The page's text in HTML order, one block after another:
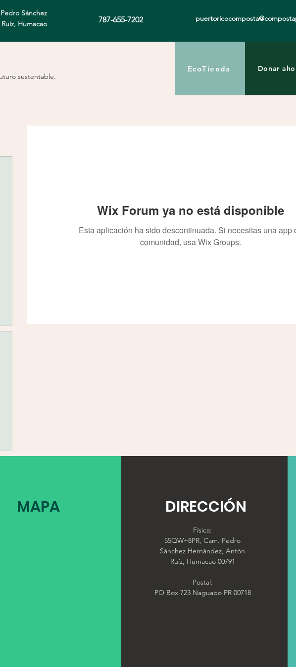
Sánchez
Humacao
787-655-7202
sustentable.
EcoTienda Donar
Wix Forum ya no está disponible
Esta aplicación ha sido descontinuada. Si necesitas una app
comunidad, usa Wix Groups.
MAPA DIRECCIÓN
Física:
55QW+8PR, Cam. Pedro
Sánchez Hernández, Antón
Ruíz, Humacao 00791
Postal:
PO Box 723 Naguabo PR 00718